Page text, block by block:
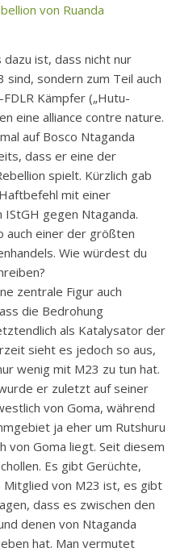
von Ruanda
ist, dass nicht nur
sind, sondern zum Teil auch
Kämpfer („Hutu-
eine alliance contre nature.
auf Bosco Ntaganda
dass er eine der
spielt. Kürzlich gab
mit einer
gegen Ntaganda.
auch einer der größten
Wie würdest du
zentrale Figur auch
die Bedrohung
als Katalysator der
sieht es jedoch so aus,
wenig mit M23 zu tun hat.
er zuletzt auf seiner
von Goma, während
ja eher um Rutshuru
von Goma liegt. Seit diesem
Es gibt Gerüchte,
Mitglied von M23 ist, es gibt
dass es zwischen den
denen von Ntaganda
hat. Man vermutet